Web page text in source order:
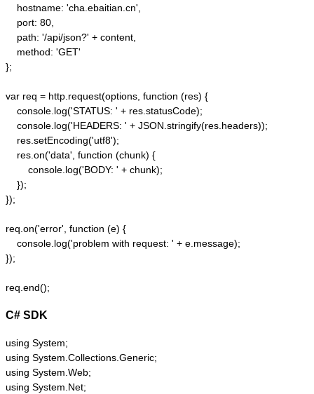
    hostname: 'cha.ebaitian.cn',
    port: 80,
    path: '/api/json?' + content,
    method: 'GET'
};
var req = http.request(options, function (res) {
    console.log('STATUS: ' + res.statusCode);
    console.log('HEADERS: ' + JSON.stringify(res.headers));
    res.setEncoding('utf8');
    res.on('data', function (chunk) {
        console.log('BODY: ' + chunk);
    });
});
req.on('error', function (e) {
    console.log('problem with request: ' + e.message);
});
C# SDK
using System;
using System.Collections.Generic;
using System.Web;
using System.Net;